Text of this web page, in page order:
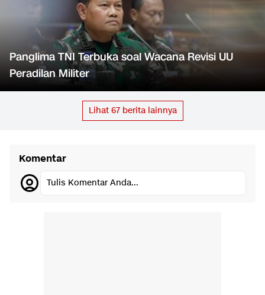
Panglima TNI Terbuka soal Wacana Revisi UU
Peradilan Militer
Lihat 67berita lainnya
Komentar
Tulis Komentar Anda...